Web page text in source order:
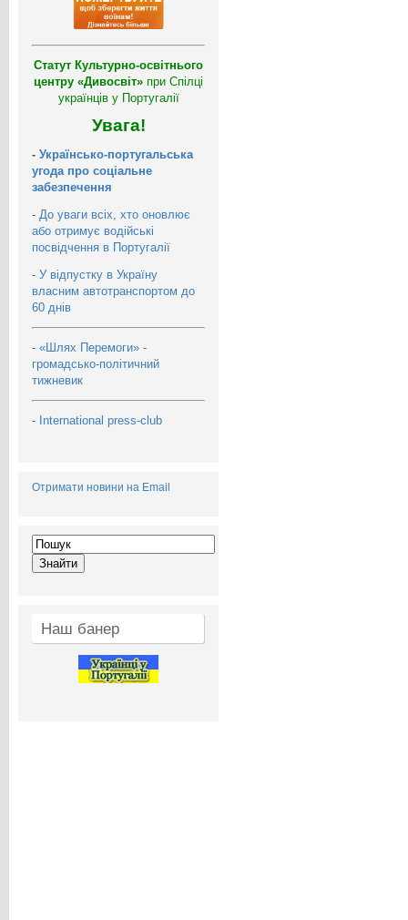
Статут Культурно-освітнього
центру «Дивосвіт» при Спілці
українців у Португалії
Увага!
- Українсько-португальська
угода про соціальне
забезпечення
- До уваги всіх, хто оновлює
або отримує водійські
посвідчення в Португалії
- У відпустку в Україну
власним автотранспортом до
60 днів
- «Шлях Перемоги» -
громадсько-політичний
тижневик
- International press-club
Отримати новини на Email
Наш банер